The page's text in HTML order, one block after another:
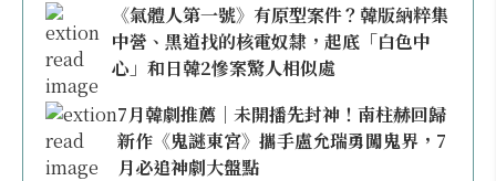
《氣體人第一號》有原型案件？韓版納粹集
中營、黑道找的核電奴隸，起底「白色中
心」和日韓2慘案驚人相似處
7月韓劇推薦｜未開播先封神！南柱赫回歸
新作《鬼謎東宮》攜手盧允瑞勇闖鬼界，7
月必追神劇大盤點